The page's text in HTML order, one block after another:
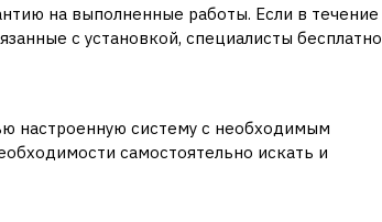
на выполненные работы. Если в течение
с установкой, специалисты бесплатно
настроенную систему с необходимым
самостоятельно искать и